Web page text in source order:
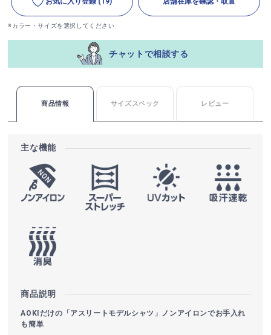
※カラー・サイズを選択してください
チャットで相談する
商品情報 サイズスペック レビュー
主な機能
商品説明
AOKIだけの「アスリートモデルシャツ」ノンアイロンでお手入れ
も簡単